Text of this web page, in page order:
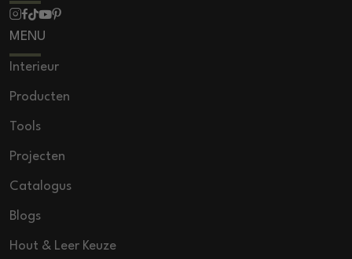
MENU
Interieur
Producten
Tools
Projecten
Catalogus
Blogs
Hout & Leer Keuze